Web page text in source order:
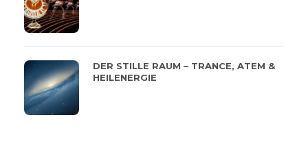
DER STILLE RAUM – TRANCE, ATEM &
HEILENERGIE